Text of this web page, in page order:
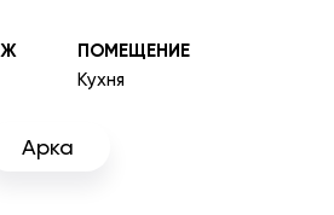
ПОМЕЩЕНИЕ
Кухня
Арка